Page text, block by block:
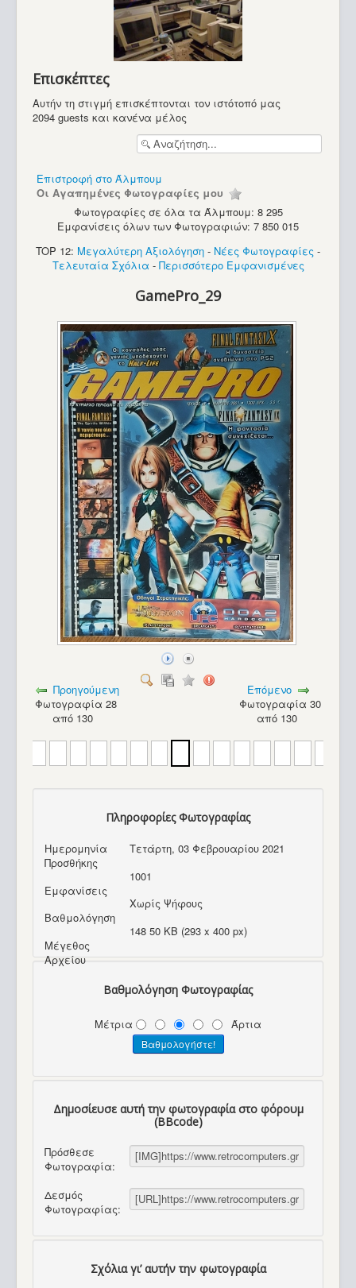
Υπολογιστές
Επισκέπτες
Αυτήν τη στιγμή επισκέπτονται τον ιστότοπό μας
2094 guests και κανένα μέλος
Επιστροφή στο Άλμπουμ
Οι Αγαπημένες Φωτογραφίες μου
Φωτογραφίες σε όλα τα Άλμπουμ: 8 295
Εμφανίσεις όλων των Φωτογραφιών: 7 850 015
TOP 12: Μεγαλύτερη Αξιολόγηση - Νέες Φωτογραφίες -
Τελευταία Σχόλια - Περισσότερο Εμφανισμένες
GamePro_29
Προηγούμενη
Φωτογραφία 28
από 130
Επόμενο
Φωτογραφία 30
από 130
Πληροφορίες Φωτογραφίας
Ημερομηνία
Προσθήκης
Τετάρτη, 03 Φεβρουαρίου 2021
Εμφανίσεις
1001
Βαθμολόγηση
Χωρίς Ψήφους
Μέγεθος
Αρχείου
148 50 KB (293 x 400 px)
Βαθμολόγηση Φωτογραφίας
Μέτρια Άρτια
Δημοσίευσε αυτή την φωτογραφία στο φόρουμ
(BBcode)
Πρόσθεσε
Φωτογραφία:
Δεσμός
Φωτογραφίας:
Σχόλια γι’ αυτήν την φωτογραφία